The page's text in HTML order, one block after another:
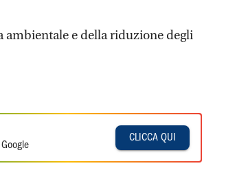
ambientale e della riduzione degli
CLICCA QUI